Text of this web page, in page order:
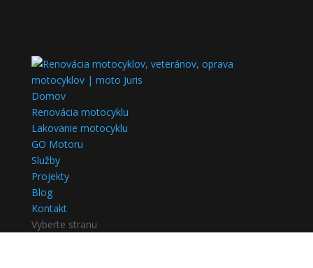
Domov
Renovácia motocyklu
Lakovanie motocyklu
GO Motoru
Služby
Projekty
Blog
Kontakt
Vyberte stranu